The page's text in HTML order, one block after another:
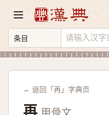
← 返回「再」字典页
再